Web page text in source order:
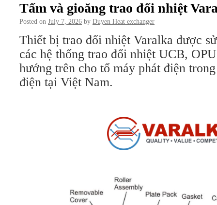
Tấm và gioăng trao đổi nhiệt
Posted on July 7, 2026 by Duyen Heat exchanger
Thiết bị trao đổi nhiệt Varalka được
các hệ thống trao đổi nhiệt UCB,
hướng trên cho tổ máy phát điện
điện tại Việt Nam.